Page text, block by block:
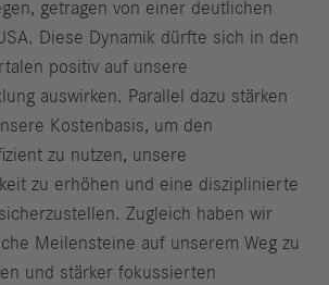
getragen von einer deutlichen
Diese Dynamik dürfte sich in den
positiv auf unsere
auswirken. Parallel dazu stärken
Kostenbasis, um den
zu nutzen, unsere
zu erhöhen und eine disziplinierte
Zugleich haben wir
Meilensteine auf unserem Weg zu
und stärker fokussierten